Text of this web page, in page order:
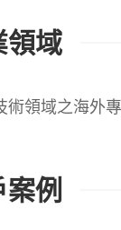
領域
術領域之海外
例